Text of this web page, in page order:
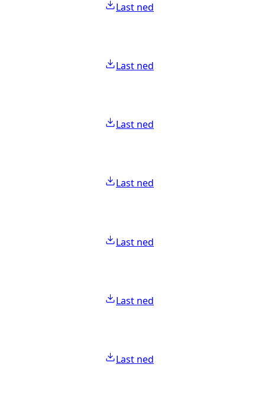
Last ned
Last ned
Last ned
Last ned
Last ned
Last ned
Last ned